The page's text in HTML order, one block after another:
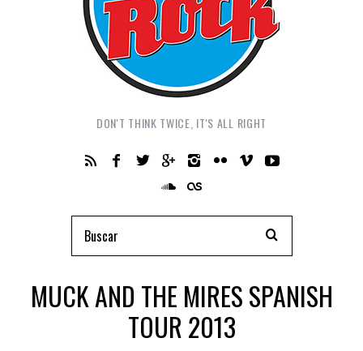
DON'T THINK TWICE, IT'S ALL RIGHT
MUCK AND THE MIRES SPANISH
TOUR 2013